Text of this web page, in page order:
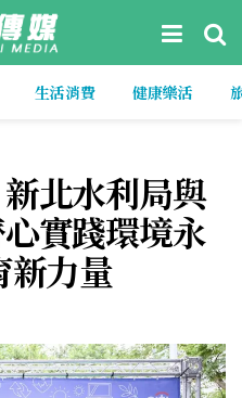
生活消費 健康樂活
北水利局與
實踐環境永
新力量